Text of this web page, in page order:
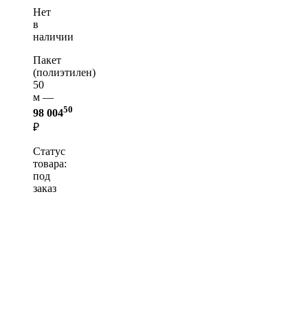
Нет
в
наличии
Пакет
(полиэтилен)
50
м —
98 00450
₽
Статус
товара:
под
заказ